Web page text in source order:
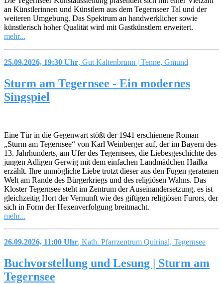
an Künstlerinnen und Künstlern aus dem Tegernseer Tal und der
weiteren Umgebung. Das Spektrum an handwerklicher sowie
künstlerisch hoher Qualität wird mit Gastkünstlern erweitert.
mehr...
25.09.2026, 19:30 Uhr, Gut Kaltenbrunn | Tenne, Gmund
Sturm am Tegernsee - Ein modernes
Singspiel
Eine Tür in die Gegenwart stößt der 1941 erschienene Roman
„Sturm am Tegernsee“ von Karl Weinberger auf, der im Bayern des
13. Jahrhunderts, am Ufer des Tegernsees, die Liebesgeschichte des
jungen Adligen Gerwig mit dem einfachen Landmädchen Hailka
erzählt. Ihre unmögliche Liebe trotzt dieser aus den Fugen geratenen
Welt am Rande des Bürgerkriegs und des religiösen Wahns. Das
Kloster Tegernsee steht im Zentrum der Auseinandersetzung, es ist
gleichzeitig Hort der Vernunft wie des giftigen religiösen Furors, der
sich in Form der Hexenverfolgung breitmacht.
mehr...
26.09.2026, 11:00 Uhr, Kath. Pfarrzentrum Quirinal, Tegernsee
Buchvorstellung und Lesung | Sturm am
Tegernsee